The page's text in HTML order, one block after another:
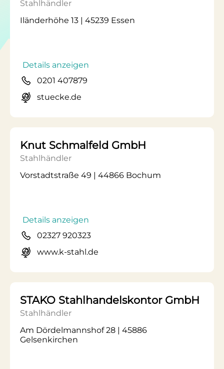
Stahlhändler
Iländerhöhe 13 | 45239 Essen
Details anzeigen
0201 407879
stuecke.de
Knut Schmalfeld GmbH
Stahlhändler
Vorstadtstraße 49 | 44866 Bochum
Details anzeigen
02327 920323
www.k-stahl.de
STAKO Stahlhandelskontor GmbH
Stahlhändler
Am Dördelmannshof 28 | 45886
Gelsenkirchen